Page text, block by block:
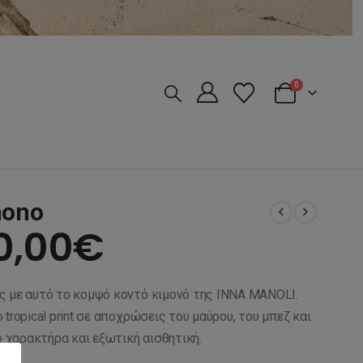
0
€
τρέχουσα
τιμή
με αυτό το κομψό κοντό κιμονό της INNA MANOLI.
tropical print σε αποχρώσεις του μαύρου, του μπεζ και
και εξωτική αισθητική.